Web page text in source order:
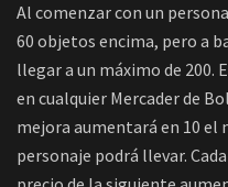
Al comenzar con un
60 objetos encima, pero a
llegar a un máximo de 200.
en cualquier Mercader de
mejora aumentará en 10 el
personaje podrá llevar.